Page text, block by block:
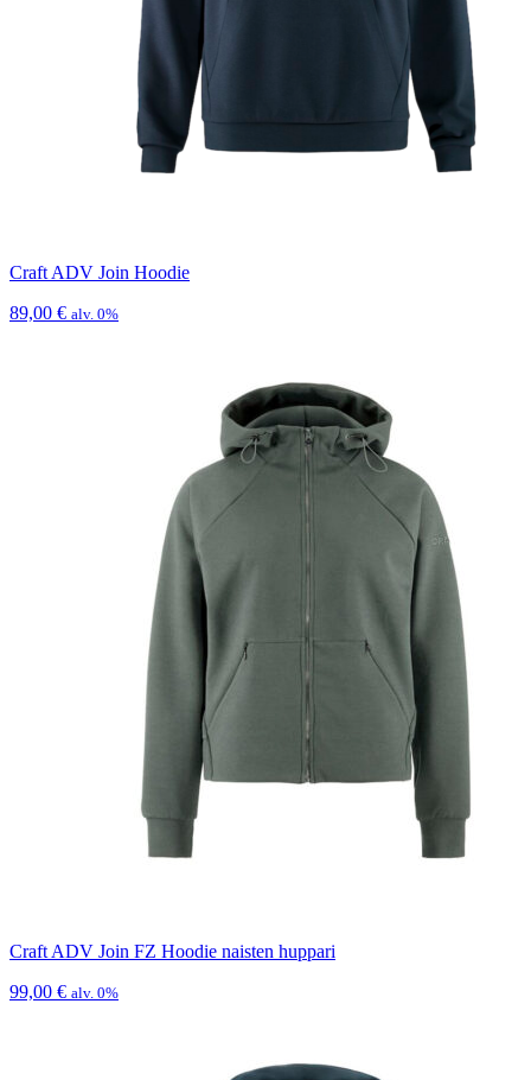
Craft ADV Join Hoodie
89,00 € alv. 0%
Craft ADV Join FZ Hoodie naisten huppari
99,00 € alv. 0%